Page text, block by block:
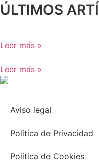
ÚLTIMOS
Leer más »
Leer más »
Aviso legal
Política de Privacidad
Política de Cookies